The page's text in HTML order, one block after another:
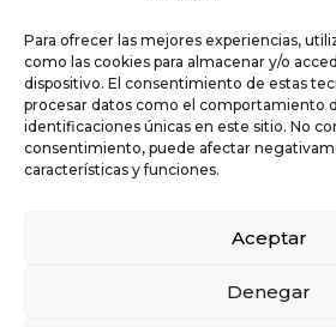
Para ofrecer las mejores experiencias,
como las cookies para almacenar y/o
dispositivo. El consentimiento de estas
procesar datos como el comportamiento
identificaciones únicas en este sitio. No
consentimiento, puede afectar
características y funciones.
Aceptar
Denegar
Proyecto financiado por la
NextGenerationEU
Privacidad
Política de